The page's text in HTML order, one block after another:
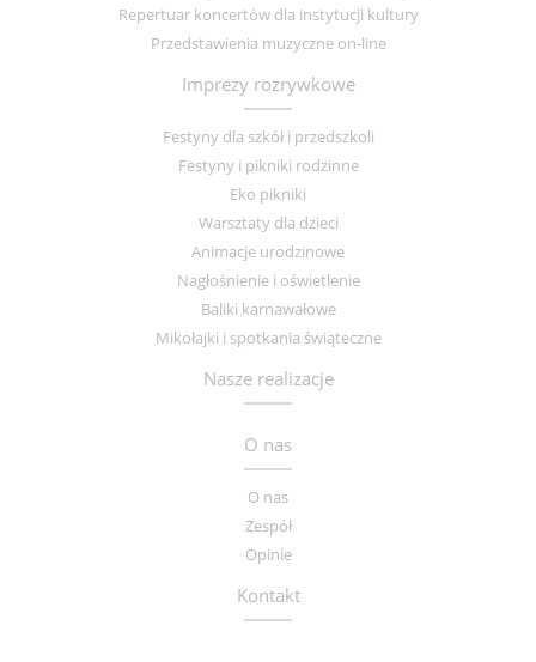
Repertuar koncertów dla instytucji kultury
Przedstawienia muzyczne on-line
Imprezy rozrywkowe
Festyny dla szkół i przedszkoli
Festyny i pikniki rodzinne
Eko pikniki
Warsztaty dla dzieci
Animacje urodzinowe
Nagłośnienie i oświetlenie
Baliki karnawałowe
Mikołajki i spotkania świąteczne
Nasze realizacje
O nas
O nas
Zespół
Opinie
Kontakt